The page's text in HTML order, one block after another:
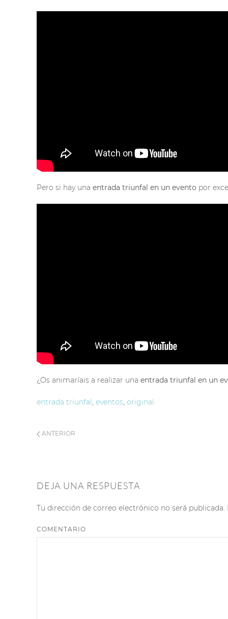
Pero si hay una entrada triunfal en un evento por
¿Os animaríais a realizar una entrada triunfal en un
entrada triunfal, eventos, original
ANTERIOR
DEJA UNA RESPUESTA
Tu dirección de correo electrónico no será
COMENTARIO